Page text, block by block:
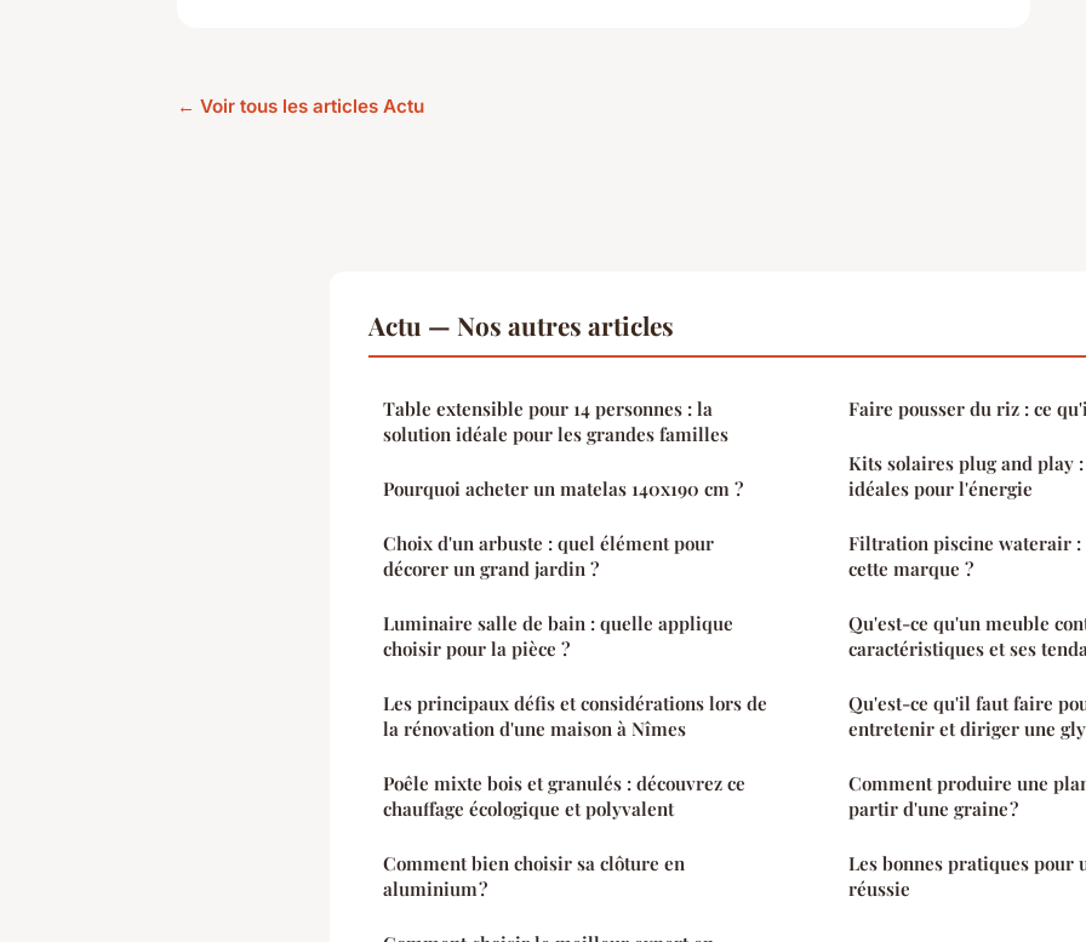
← Voir tous les articles Actu
Actu — Nos autres articles
Table extensible pour 14 personnes : la
solution idéale pour les grandes familles
Pourquoi acheter un matelas 140x190 cm ?
Choix d'un arbuste : quel élément pour
décorer un grand jardin ?
Luminaire salle de bain : quelle applique
choisir pour la pièce ?
Les principaux défis et considérations lors de
la rénovation d'une maison à Nîmes
Poêle mixte bois et granulés : découvrez ce
chauffage écologique et polyvalent
Comment bien choisir sa clôture en
aluminium ?
Faire pousser du riz : ce
Kits solaires plug and play
idéales pour l'énergie
Filtration piscine waterair
cette marque ?
Qu'est-ce qu'un meuble
caractéristiques et ses
Qu'est-ce qu'il faut faire
entretenir et diriger une
Comment produire une
partir d'une graine ?
Les bonnes pratiques pour
réussie